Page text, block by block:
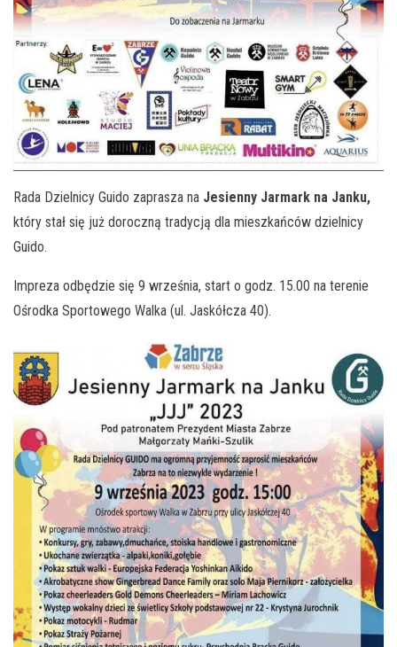
Rada Dzielnicy Guido zaprasza na Jesienny Jarmark na Janku,
który stał się już doroczną tradycją dla mieszkańców dzielnicy
Guido.
Impreza odbędzie się 9 września, start o godz. 15.00 na terenie
Ośrodka Sportowego Walka (ul. Jaskółcza 40).